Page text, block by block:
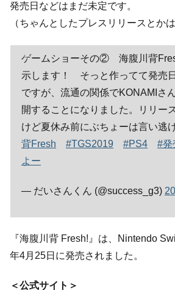
発売日などはまだ未定です。
（ちゃんとしたプレスリリースとか
ゲームショーその② 海腹川背
示します！ そっと作ってて発売
ですが、流通の関係でKONAMIさ
開することになりました。リリー
けど夏休み前にぶちょーは言い逃
背Fresh
#TGS2019 #PS4
#発
よー
— だいさんくん (@success_g3)
『海腹川背 Fresh!』は、Nintendo
年4月25日に発売されました。
＜公式サイト＞